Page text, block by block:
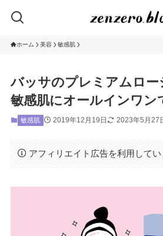
ホーム 美容 敏感肌
バッサのプレミアムロー
敏感肌にオールインワン
敏感肌 2019年12月19日 2023年5月27
アフィリエイト広告を利用してい